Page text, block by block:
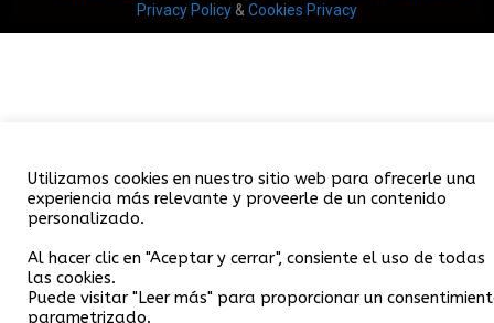
Privacy Policy & Cookies Privacy
Utilizamos cookies en nuestro sitio web para ofrecerle una
experiencia más relevante y proveerle de un contenido
personalizado.
Al hacer clic en "Aceptar y cerrar", consiente el uso de todas
las cookies.
Puede visitar "Leer más" para proporcionar un
parametrizado.